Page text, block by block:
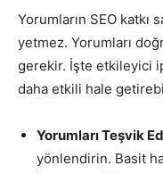
Yorumların SEO katkı
yetmez. Yorumları
gerekir. İşte etkileyici
daha etkili hale
Yorumları Teşvik
yönlendirin. Basit